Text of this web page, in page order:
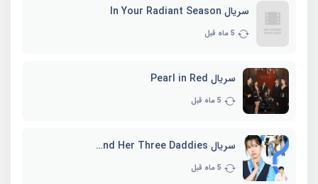
سریال In Your Radiant Season
5 ماه قبل
سریال Pearl in Red
5 ماه قبل
سریال Marie and Her Three Daddies
5 ماه قبل